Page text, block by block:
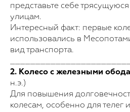
представьте себе
улицам.
Интересный факт: первые
использовались в
вид транспорта.
2. Колесо с железными
н.э.)
Для повышения
колесам, особенно для телег